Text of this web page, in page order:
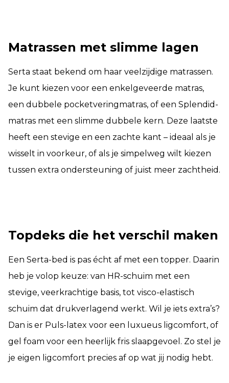
Matrassen met slimme lagen
Serta staat bekend om haar veelzijdige matrassen.
Je kunt kiezen voor een enkelgeveerde matras,
een dubbele pocketveringmatras, of een Splendid-
matras met een slimme dubbele kern. Deze laatste
heeft een stevige en een zachte kant – ideaal als je
wisselt in voorkeur, of als je simpelweg wilt kiezen
tussen extra ondersteuning of juist meer zachtheid.
Topdeks die het verschil maken
Een Serta-bed is pas écht af met een topper. Daarin
heb je volop keuze: van HR-schuim met een
stevige, veerkrachtige basis, tot visco-elastisch
schuim dat drukverlagend werkt. Wil je iets extra’s?
Dan is er Puls-latex voor een luxueus ligcomfort, of
gel foam voor een heerlijk fris slaapgevoel. Zo stel je
je eigen ligcomfort precies af op wat jij nodig hebt.